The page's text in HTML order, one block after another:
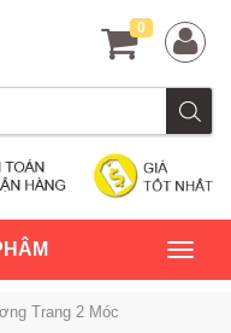
0
Trang 2 Móc